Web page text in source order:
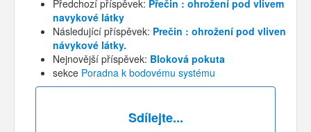
Předchozí příspěvek: Přečin : ohrožení pod vlivem
navykové látky
Následující příspěvek: Prečin : ohrožení pod vliven
návykové látky.
Nejnovější příspěvek: Bloková pokuta
sekce Poradna k bodovému systému
Sdílejte...